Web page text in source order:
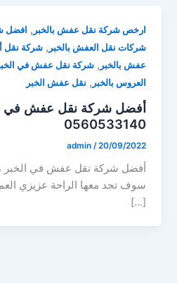
ارخص شركة نقل عفش بالخبر , افضل
شركات نقل العفش بالخبر ,شركة نقل
عفش بالخبر ,شركة نقل عفش في
العروس بالخبر , نقل عفش الخبر
أفضل شركة نقل عفش في
0560533140
admin /20/09/2022
أفضل شركة نقل عفش في الخبر
سوف تجد معها الراحة عزيزي
[…]